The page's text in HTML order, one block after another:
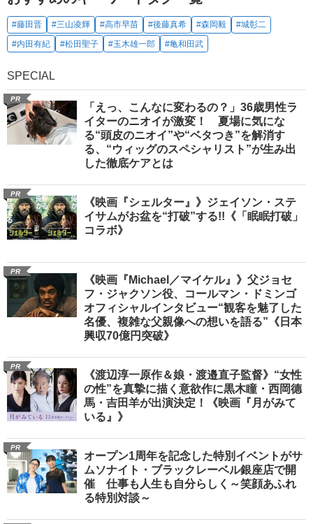
#藤田晋 #三山凌輝 #高市早苗 #後藤真希 #森岡毅
#城彰二
#内田有紀
#松田聖子 #玉木雄一郎 #亀和田武
SPECIAL
PR
「えっ、こんなに変わるの？」36歳男性ラ
イターのニオイが激変！ 夏場に気にな
る“頭皮のニオイ”や“ベタつき”を解消す
る、“ウィッグのスペシャリスト”が生み出
した徹底ケアとは
PR
《映画『シェルター』》ジェイソン・ステ
イサムがお盆を“打破”する!!《「眠眠打破」
コラボ》
PR
《映画『Michael／マイケル』》父ジョセ
フ・ジャクソン役、コールマン・ドミンゴ
オフィシャルインタビュー“観客を魅了した
名優、複雑な父親像への想いを語る”《日本
興収70億円突破》
PR
《渡辺淳一原作＆娘・渡邉直子監督》“女性
の性”を真摯に描く意欲作に黒木瞳・西岡德
馬・吉田羊が出演決定！《映画『月がみて
いる』》
PR
オープン1周年を記念した特別イベントがサ
ムソナイト・ブラックレーベル銀座店で開
催 仕事も人生も自分らしく～笑顔あふれ
る特別対談～